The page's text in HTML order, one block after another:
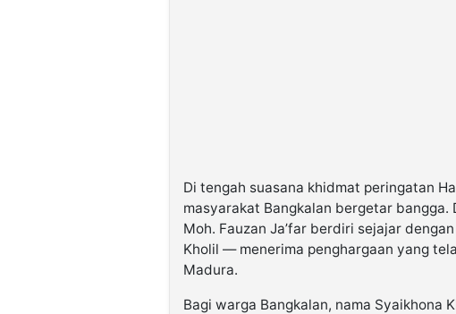
Di tengah suasana khidmat peringatan
masyarakat Bangkalan bergetar bangga.
Moh. Fauzan Ja’far berdiri sejajar
Kholil — menerima penghargaan yang
Madura.
Bagi warga Bangkalan, nama Syaikhona